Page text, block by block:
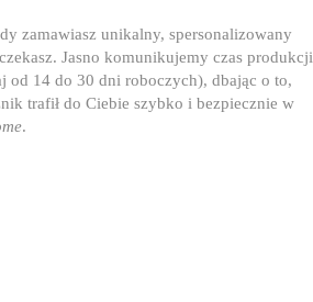
zamawiasz unikalny, spersonalizowany
Jasno komunikujemy czas produkcji
od 14 do 30 dni roboczych), dbając o to,
trafił do Ciebie szybko i bezpiecznie w
.